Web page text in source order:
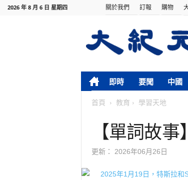
2026 年 8 月 6 日 星期四 關於我們 訂報 購物
即時 要聞 中國
首頁 教育 學習天地
【單詞故
更新： 2026年06月26日